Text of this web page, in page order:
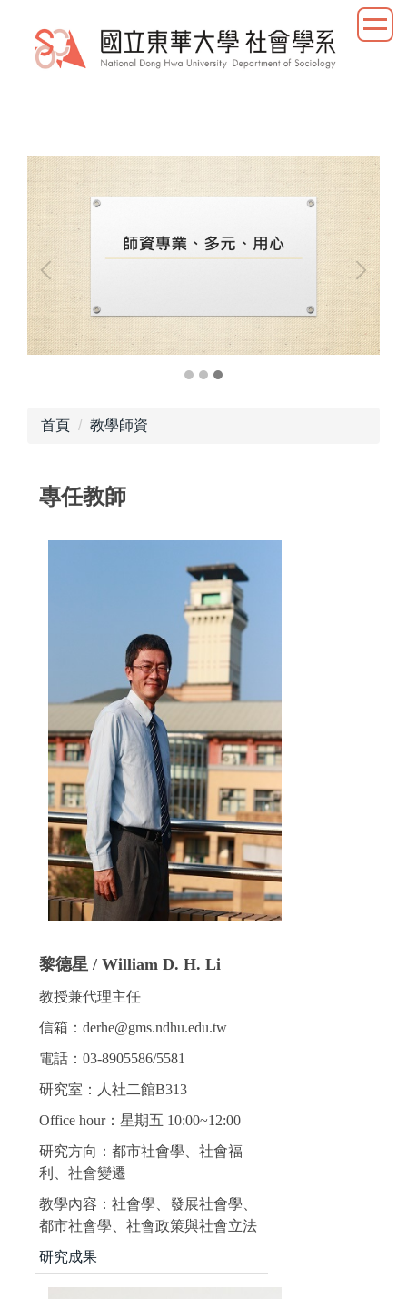
首頁 教學師資
專任教師
黎德星 / William D. H. Li
教授兼代理主任
信箱：derhe@gms.ndhu.edu.tw
電話：03-8905586/5581
研究室：人社二館B313
Office hour：星期五 10:00~12:00
研究方向：都市社會學、社會福
利、社會變遷
教學內容：社會學、發展社會學、
都市社會學、社會政策與社會立法
研究成果